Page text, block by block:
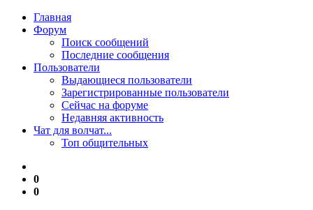
Главная
Форум
Поиск сообщений
Последние сообщения
Пользователи
Выдающиеся пользователи
Зарегистрированные пользователи
Сейчас на форуме
Недавняя активность
Чат для волчат...
Топ общительных
0
0